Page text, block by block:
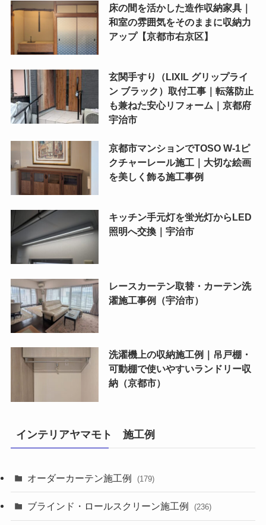
床の間を活かした造作収納家具｜
和室の雰囲気をそのままに収納力
アップ【京都市右京区】
玄関手すり（LIXIL グリップライ
ン ブラック）取付工事｜転落防止
も兼ねた安心リフォーム｜京都府
宇治市
京都市マンションでTOSO W-1ピ
クチャーレール施工｜大切な絵画
を美しく飾る施工事例
キッチン手元灯を蛍光灯からLED
照明へ交換｜宇治市
レースカーテン取替・カーテン洗
濯施工事例（宇治市）
洗濯機上の収納施工例｜吊戸棚・
可動棚で使いやすいランドリー収
納（京都市）
インテリアヤマモト 施工例
オーダーカーテン施工例 (179)
ブラインド・ロールスクリーン施工例 (236)